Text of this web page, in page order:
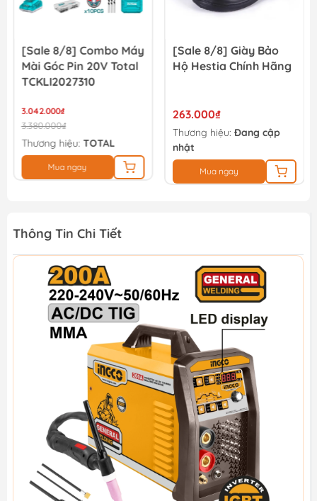
[Sale 8/8] Combo Máy
Mài Góc Pin 20V Total
TCKLI2027310
3.042.000₫
3.380.000₫
Thương hiệu: TOTAL
Mua ngay
[Sale 8/8] Giày Bảo
Hộ Hestia Chính Hãng
263.000₫
Thương hiệu: Đang cập
nhật
Mua ngay
Thông Tin Chi Tiết